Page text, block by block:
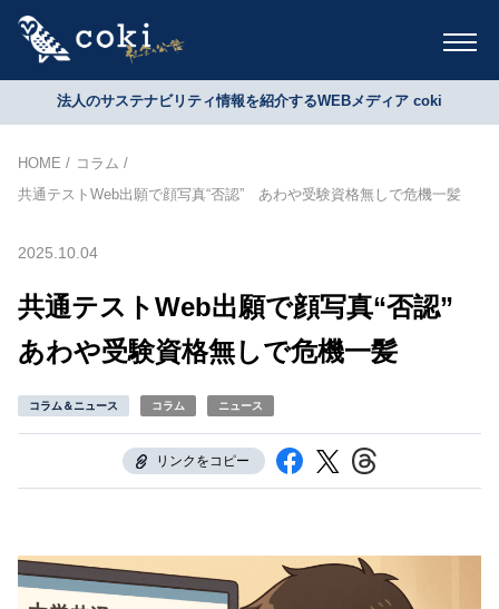
法人のサステナビリティ情報を紹介するWEBメディア coki
HOME
コラム
共通テストWeb出願で顔写真“否認” あわや受験資格無しで危機一髪
2025.10.04
共通テストWeb出願で顔写真“否認”
あわや受験資格無しで危機一髪
コラム＆ニュース コラム ニュース
リンクをコピー